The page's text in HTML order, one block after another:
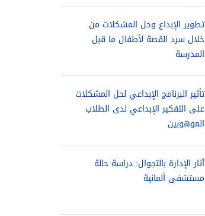
تطوير الإبداع وحل المشكلات من
خلال سرد القصة لأطفال ما قبل
المدرسة
تأثير البرنامج الإبداعي لحل المشكلات
على التفكير الإبداعي لدى الطلاب
الموهوبين
آثار الإدارة بالتجوال: دراسة حالة
مستشفى ألمانية